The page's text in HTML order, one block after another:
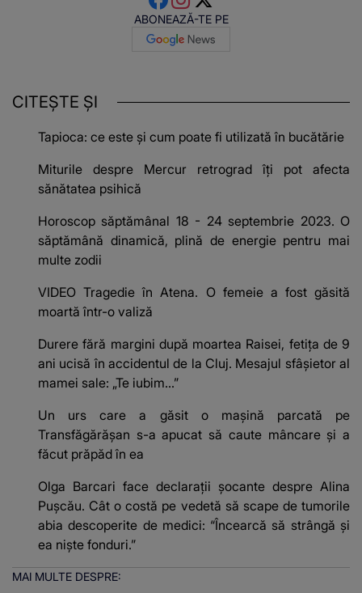
ABONEAZĂ-TE PE
CITEȘTE ȘI
Tapioca: ce este și cum poate fi utilizată în bucătărie
Miturile despre Mercur retrograd îți pot afecta
sănătatea psihică
Horoscop săptămânal 18 - 24 septembrie 2023. O
săptămână dinamică, plină de energie pentru mai
multe zodii
VIDEO Tragedie în Atena. O femeie a fost găsită
moartă într-o valiză
Durere fără margini după moartea Raisei, fetița de 9
ani ucisă în accidentul de la Cluj. Mesajul sfâșietor al
mamei sale: „Te iubim…”
Un urs care a găsit o mașină parcată pe
Transfăgărășan s-a apucat să caute mâncare și a
făcut prăpăd în ea
Olga Barcari face declarații șocante despre Alina
Pușcău. Cât o costă pe vedetă să scape de tumorile
abia descoperite de medici: “Încearcă să strângă și
ea niște fonduri.”
MAI MULTE DESPRE: